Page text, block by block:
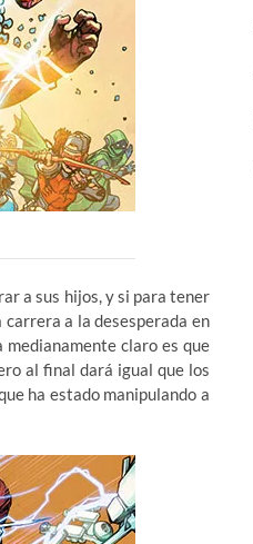
a sus hijos, y si para tener
a la desesperada en
claro es que
al final dará igual que los
ha estado manipulando a